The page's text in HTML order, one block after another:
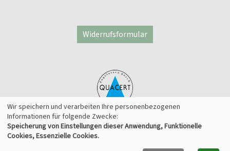
Widerrufsformular
© 2026 Kufer Software GmbH
Wir speichern und verarbeiten Ihre personenbezogenen
Informationen für folgende Zwecke:
Speicherung von Einstellungen dieser Anwendung, Funktionelle
Cookies, Essenzielle Cookies.